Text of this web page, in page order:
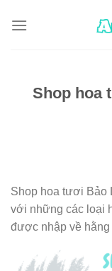
Shop hoa
Shop hoa tươi Bảo
với những các loại
được nhập về hằng